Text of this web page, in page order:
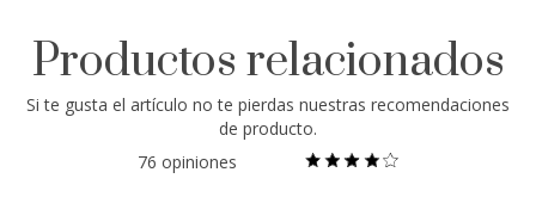
Productos relacionados
Si te gusta el artículo no te pierdas nuestras recomendaciones
de producto.
76 opiniones